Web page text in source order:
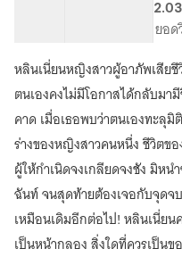
70
เล่ม
8
ยอด
หลินเนี่ยนหญิงสาวผู้อาภัพเสียชี
ตนเองคงไม่มีโอกาสได้กลับม
คาด เมื่อเธอพบว่าตนเองทะลุ
ร่างของหญิงสาวคนหนึ่ง ชีวิตขอ
ผู้ให้กำเนิดจงเกลียดจงชัง มิหน
ฉันท์ จนสุดท้ายต้องเจอกับจุดจ
เหมือนเดิมอีกต่อไป! หลินเนี่ย
เป็นหน้ากลอง สิ่งใดที่ควรเป็นข